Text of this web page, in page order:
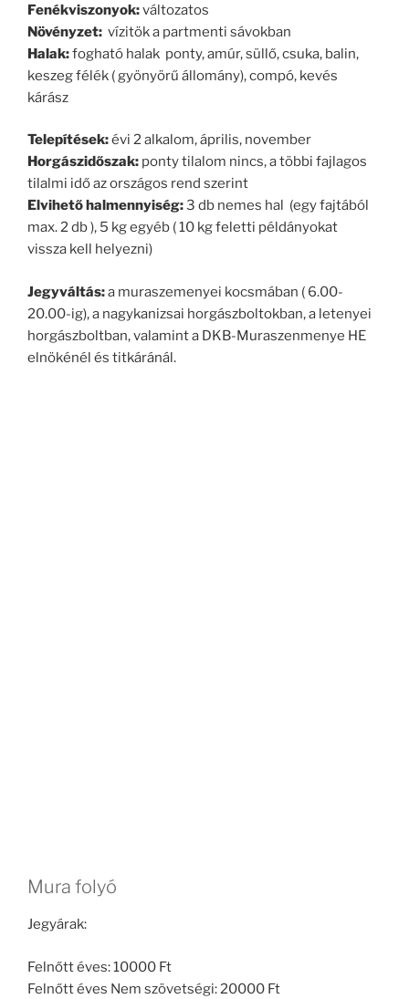
Fenékviszonyok:változatos
Növényzet: vízitök a partmenti sávokban
Halak:fogható halak ponty, amúr, süllő, csuka, balin,
keszeg félék ( gyönyörű állomány), compó, kevés
kárász
Telepítések:évi 2 alkalom, április, november
Horgászidőszak: ponty tilalom nincs, a többi fajlagos
tilalmi idő az országos rend szerint
Elvihető halmennyiség:3 db nemes hal (egy fajtából
max. 2 db ), 5 kg egyéb ( 10 kg feletti példányokat
vissza kell helyezni)
Jegyváltás:a muraszemenyei kocsmában ( 6.00-
20.00-ig), a nagykanizsai horgászboltokban, a letenyei
horgászboltban, valamint a DKB-Muraszenmenye HE
elnökénél és titkáránál.
Mura folyó
Jegyárak:
Felnőtt éves: 10000 Ft
Felnőtt éves Nem szövetségi: 20000 Ft